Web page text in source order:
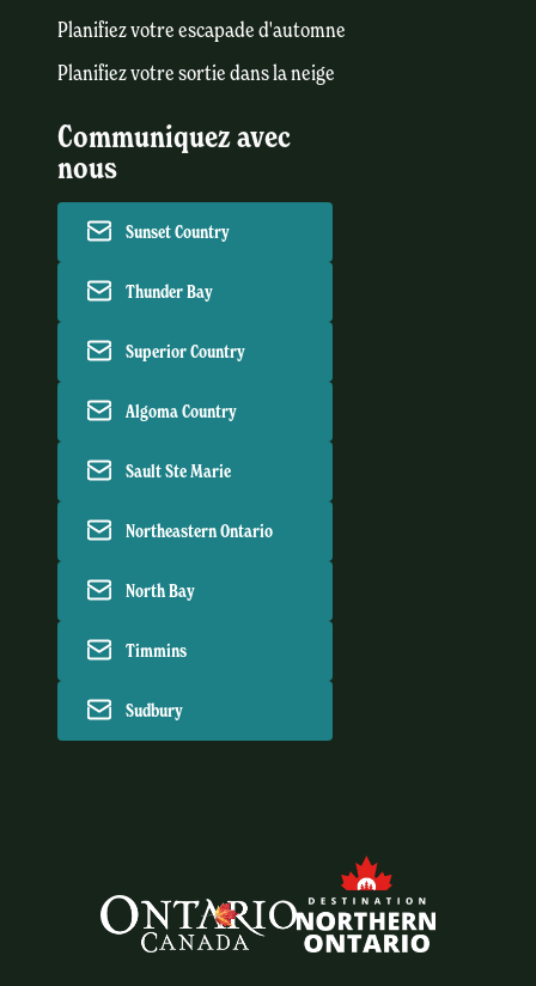
Planifiez votre escapade d'automne
Planifiez votre sortie dans la neige
Communiquez avec
nous
Sunset Country
Thunder Bay
Superior Country
Algoma Country
Sault Ste Marie
Northeastern Ontario
North Bay
Timmins
Sudbury